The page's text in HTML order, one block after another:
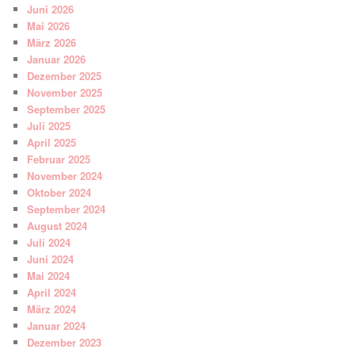
Juni 2026
Mai 2026
März 2026
Januar 2026
Dezember 2025
November 2025
September 2025
Juli 2025
April 2025
Februar 2025
November 2024
Oktober 2024
September 2024
August 2024
Juli 2024
Juni 2024
Mai 2024
April 2024
März 2024
Januar 2024
Dezember 2023